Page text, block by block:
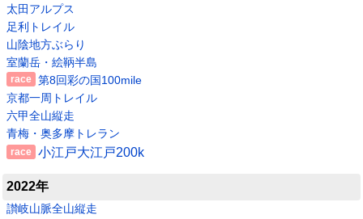
太田アルプス
足利トレイル
山陰地方ぶらり
室蘭岳・絵鞆半島
第8回彩の国100mile
京都一周トレイル
六甲全山縦走
青梅・奥多摩トレラン
小江戸大江戸200k
2022年
讃岐山脈全山縦走